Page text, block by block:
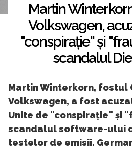
Martin
Volkswagen,
"conspirație" și
scandalul
Martin Winterkorn, fostul
Volkswagen, a fost
Unite de "conspirație" și
scandalul software-ului
testelor de emisii.